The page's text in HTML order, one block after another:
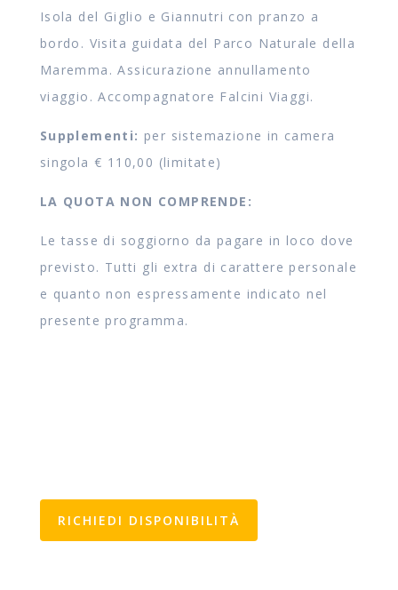
Isola del Giglio e Giannutri con pranzo a
bordo. Visita guidata del Parco Naturale della
Maremma. Assicurazione annullamento
viaggio. Accompagnatore Falcini Viaggi.
Supplementi: per sistemazione in camera
singola € 110,00 (limitate)
LA QUOTA NON COMPRENDE:
Le tasse di soggiorno da pagare in loco dove
previsto. Tutti gli extra di carattere personale
e quanto non espressamente indicato nel
presente programma.
RICHIEDI DISPONIBILITÀ